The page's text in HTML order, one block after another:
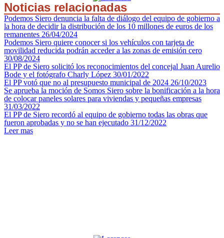
Noticias relacionadas
Podemos Siero denuncia la falta de diálogo del equipo de gobierno a
la hora de decidir la distribución de los 10 millones de euros de los
remanentes 26/04/2024
Podemos Siero quiere conocer si los vehículos con tarjeta de
movilidad reducida podrán acceder a las zonas de emisión cero
30/08/2024
El PP de Siero solicitó los reconocimientos del concejal Juan Aurelio
Bode y el fotógrafo Charly López 30/01/2022
El PP votó que no al presupuesto municipal de 2024 26/10/2023
Se aprueba la moción de Somos Siero sobre la bonificación a la hora
de colocar paneles solares para viviendas y pequeñas empresas
31/03/2022
El PP de Siero recordó al equipo de gobierno todas las obras que
fueron aprobadas y no se han ejecutado 31/12/2022
Leer mas